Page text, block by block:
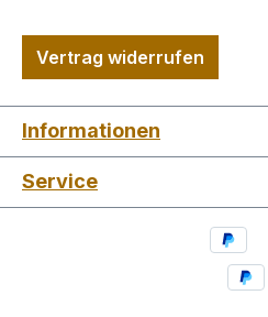
Vertrag widerrufen
Informationen
Service